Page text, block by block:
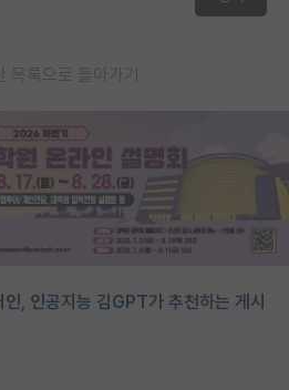
목록으로 돌아가기
, 인공지능 김GPT가 추천하는 게시